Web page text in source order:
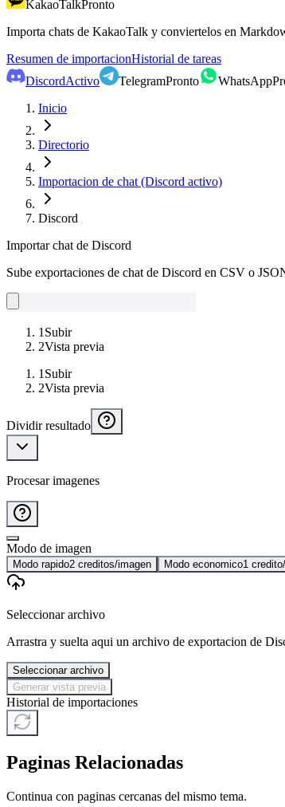
KakaoTalkPronto
Importa chats de KakaoTalk y conviertelos en
Resumen de importacionHistorial de tareas
DiscordActivo TelegramPronto WhatsApp
Inicio
Directorio
Importacion de chat (Discord activo)
Discord
Importar chat de Discord
Sube exportaciones de chat de Discord en CSV o
1 Subir
2Vista previa
1 Subir
2Vista previa
Dividir resultado
Procesar imagenes
Modo de imagen
Modo rapido2 creditos/imagen Modo economico1
Seleccionar archivo
Arrastra y suelta aqui un archivo de exportacion de
Seleccionar archivo
Generar vista previa
Historial de importaciones
Paginas Relacionadas
Continua con paginas cercanas del mismo tema.